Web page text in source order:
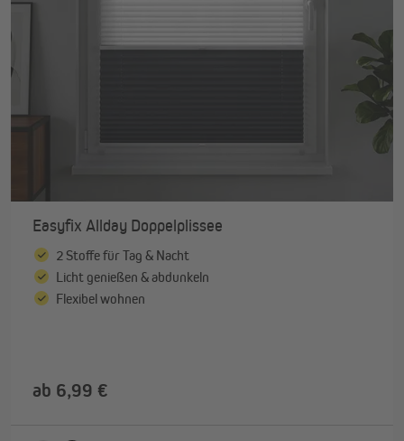
Easyfix Allday Doppelplissee
2 Stoffe für Tag & Nacht
Licht genießen & abdunkeln
Flexibel wohnen
ab 6,99 €